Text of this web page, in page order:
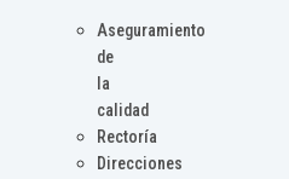
Aseguramiento
de
la
calidad
Rectoría
Direcciones